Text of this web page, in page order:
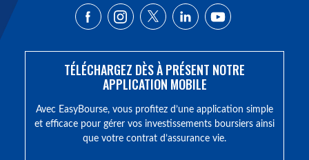
TÉLÉCHARGEZ DÈS À PRÉSENT NOTRE
APPLICATION MOBILE
Avec EasyBourse, vous profitez d’une application simple
et efficace pour gérer vos investissements boursiers ainsi
que votre contrat d’assurance vie.